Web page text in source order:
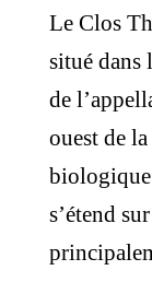
Le Clos
situé dans
de
ouest de
s’étend